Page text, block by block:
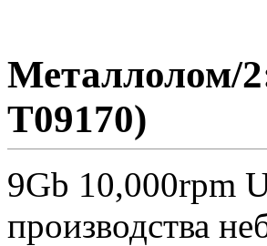
Металлолом/
T09170)
9Gb 10,000rpm
производства